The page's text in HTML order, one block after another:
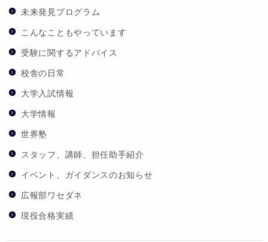
未来発見プログラム
こんなこともやっています
受験に関するアドバイス
校舎の日常
大学入試情報
大学情報
世界塾
スタッフ、講師、担任助手紹介
イベント、ガイダンスのお知らせ
広報部ワセダネ
現役合格実績